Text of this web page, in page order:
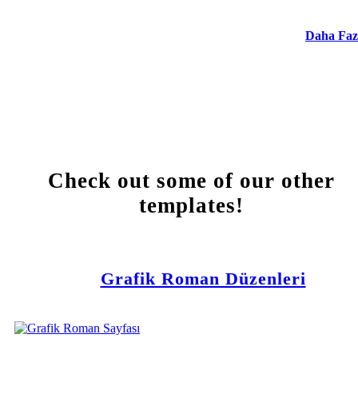
Daha
Check out some of our other
templates!
Grafik Roman Düzenleri